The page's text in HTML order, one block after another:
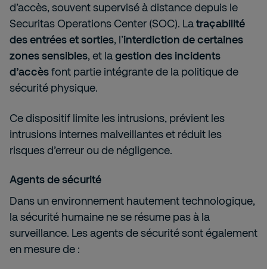
d’accès, souvent supervisé à distance depuis le
Securitas Operations Center (SOC). Latraçabilité
des entrées et sorties, l’interdiction de certaines
zones sensibles, et lagestion des incidents
d’accèsfont partie intégrante de la politique de
sécurité physique.
Ce dispositif limite les intrusions, prévient les
intrusions internes malveillantes et réduit les
risques d’erreur ou de négligence.
Agents de sécurité
Dans un environnement hautement technologique,
la sécurité humaine ne se résume pas à la
surveillance. Les agents de sécurité sont également
en mesure de :